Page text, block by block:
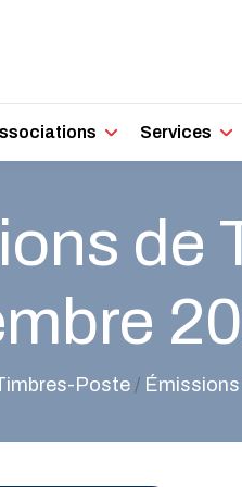
Services
de
Poste /